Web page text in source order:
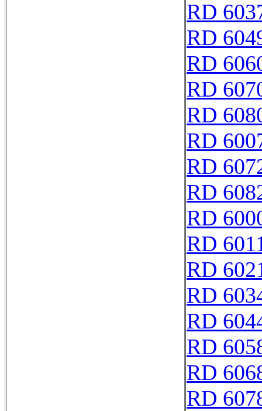
RD
RD
RD
RD
RD
RD
RD
RD
RD
RD
RD
RD
RD
RD
RD
RD